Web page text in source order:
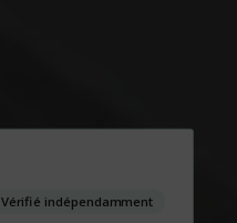
Vérifié indépendamment